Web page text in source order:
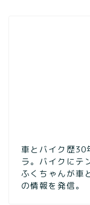
車とバイク歴30
ラ。バイクにテ
ふくちゃんが車
の情報を発信。